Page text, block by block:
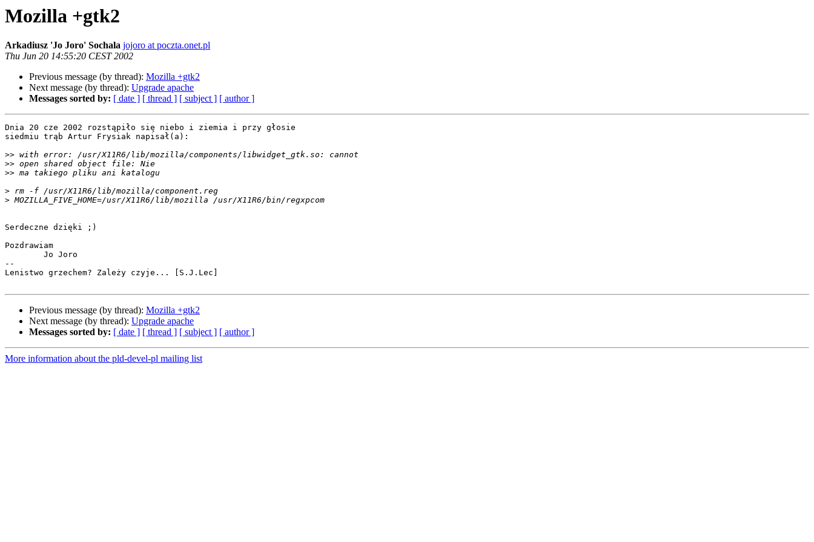
Mozilla +gtk2
Arkadiusz 'Jo Joro' Sochala jojoro at poczta.onet.pl
Thu Jun 20 14:55:20 CEST 2002
Previous message (by thread): Mozilla +gtk2
Next message (by thread): Upgrade apache
Messages sorted by: [ date ] [ thread ] [ subject ] [ author ]
Dnia 20 cze 2002 rozstąpiło się niebo i ziemia i przy głosie
siedmiu trąb Artur Frysiak napisał(a):
>>
>>
>>
>
>
Serdeczne dzięki ;)
Pozdrawiam
--
Lenistwo grzechem? Zależy czyje... [S.J.Lec]
Previous message (by thread): Mozilla +gtk2
Next message (by thread): Upgrade apache
Messages sorted by: [ date ] [ thread ] [ subject ] [ author ]
More information about the pld-devel-pl mailing list